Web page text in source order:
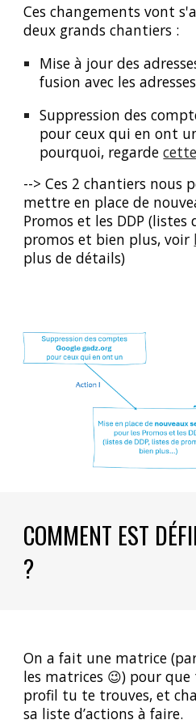
Ces changements vont
deux grands chantiers :
Mise à jour des
fusion avec les adresses
Suppression des
pour ceux qui en ont
pourquoi, regarde
-->Ces 2 chantiers nous
mettre en place de
Promos et les DDP (listes
promos et bien plus, voir
plus de détails)
COMMENT EST
?
On a fait une matrice
les matrices 😉) pour
profil tu te trouves, et
sa liste d’actions à faire.